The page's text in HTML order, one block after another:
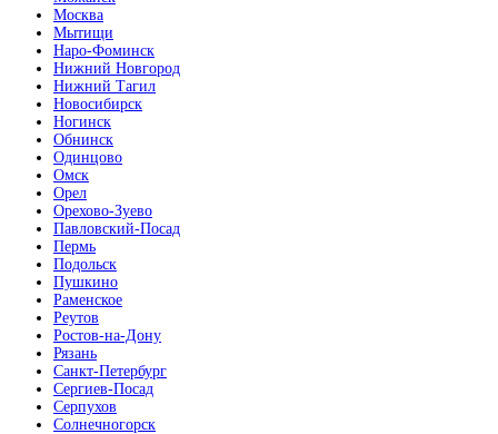
Москва
Мытищи
Наро-Фоминск
Нижний Новгород
Нижний Тагил
Новосибирск
Ногинск
Обнинск
Одинцово
Омск
Орел
Орехово-Зуево
Павловский-Посад
Пермь
Подольск
Пушкино
Раменское
Реутов
Ростов-на-Дону
Рязань
Санкт-Петербург
Сергиев-Посад
Серпухов
Солнечногорск